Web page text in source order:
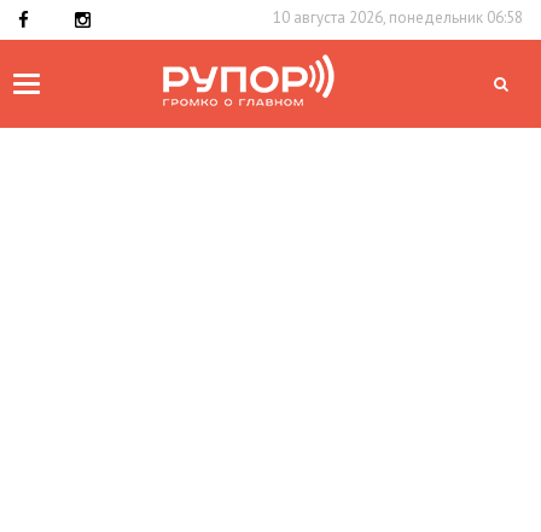
10 августа 2026, понедельник 06:58
Toggle